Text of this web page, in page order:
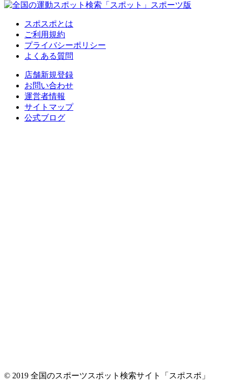
スポスポとは
ご利用規約
プライバシーポリシー
よくある質問
店舗新規登録
お問い合わせ
運営者情報
サイトマップ
公式ブログ
© 2019 全国のスポーツスポット検索サイト「スポスポ」